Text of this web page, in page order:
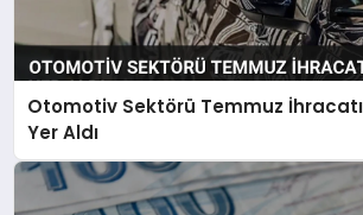
Otomotiv Sektörü Temmuz
Yer Aldı